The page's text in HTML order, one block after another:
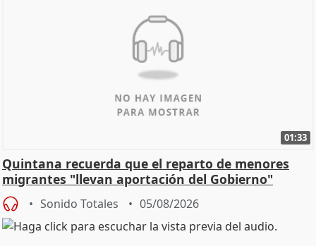
01:33
Quintana recuerda que el reparto de menores
migrantes "llevan aportación del Gobierno"
central
Sonido Totales 05/08/2026